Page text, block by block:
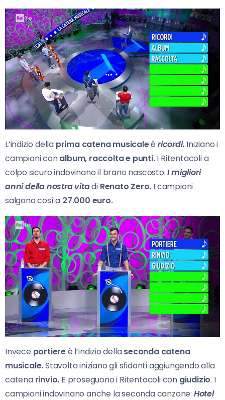
L’indizio della prima catena musicaleèricordi. Iniziano i
campioni conalbum, raccolta e punti.I Ritentacoli a
colpo sicuro indovinano il brano nascosto:I migliori
anni della nostra vitadi Renato Zero.I campioni
salgono così a 27.000 euro.
Invece portiereè l’indizio dellaseconda catena
musicale.Stavolta iniziano gli sfidanti aggiungendo alla
catena rinvio. E proseguono i Ritentacoli con giudizio. I
campioni indovinano anche la seconda canzone: Hotel